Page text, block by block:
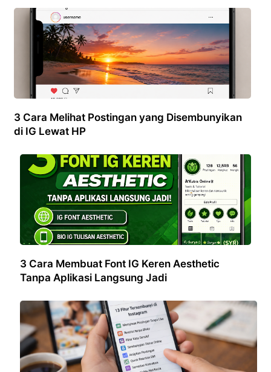
3 Cara Melihat Postingan yang Disembunyikan
di IG Lewat HP
3 Cara Membuat Font IG Keren Aesthetic
Tanpa Aplikasi Langsung Jadi